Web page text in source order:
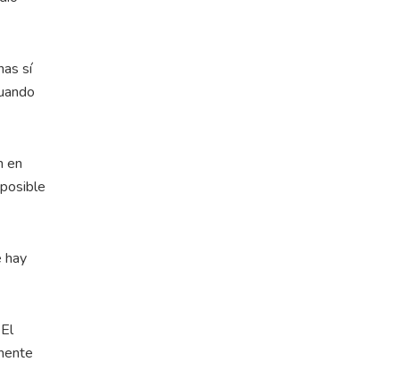
sí
en
hay